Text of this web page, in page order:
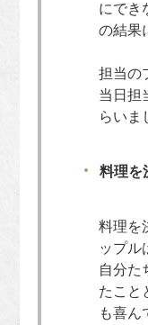
にでき
の結果
担当の
当日担
らいま
料理を
料理を
ップル
自分た
たこと
も喜ん